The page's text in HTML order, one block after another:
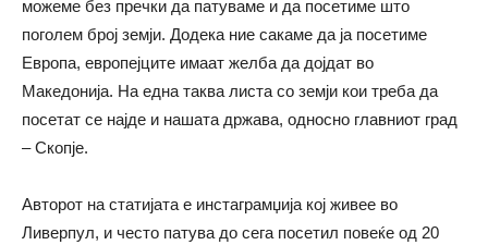
можеме без пречки да патуваме и да посетиме што
поголем број земји. Додека ние сакаме да ја посетиме
Европа, европејците имаат желба да дојдат во
Македонија. На една таква листа со земји кои треба да
посетат се најде и нашата држава, односно главниот град
– Скопје.
Авторот на статијата е инстаграмџија кој живее во
Ливерпул, и често патува до сега посетил повеќе од 20